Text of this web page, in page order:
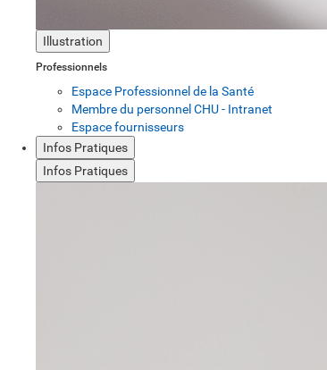
Illustration
Professionnels
Espace Professionnel de la Santé
Membre du personnel CHU - Intranet
Espace fournisseurs
Infos Pratiques
Infos Pratiques